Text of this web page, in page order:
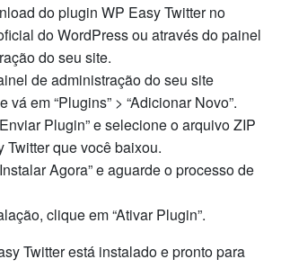
do plugin WP Easy Twitter no
do WordPress ou através do painel
do seu site.
de administração do seu site
vá em “Plugins” > “Adicionar Novo”.
Plugin” e selecione o arquivo ZIP
Twitter que você baixou.
Agora” e aguarde o processo de
clique em “Ativar Plugin”.
Twitter está instalado e pronto para